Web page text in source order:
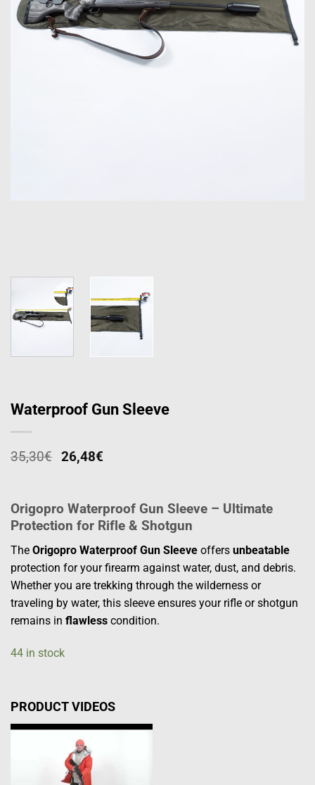
Waterproof Gun Sleeve
35,30€ 26,48€
Origopro Waterproof Gun Sleeve – Ultimate
Protection for Rifle & Shotgun
The Origopro Waterproof Gun Sleeve offers unbeatable
protection for your firearm against water, dust, and debris.
Whether you are trekking through the wilderness or
traveling by water, this sleeve ensures your rifle or shotgun
remains in flawless condition.
44 in stock
PRODUCT VIDEOS